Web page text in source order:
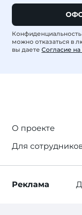
Конфиденциальность
можно отказаться в
вы даете Согласие
О проекте
Для
Реклама